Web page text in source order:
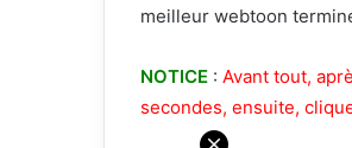
meilleur webtoon
NOTICE : Avant tout,
secondes, ensuite,